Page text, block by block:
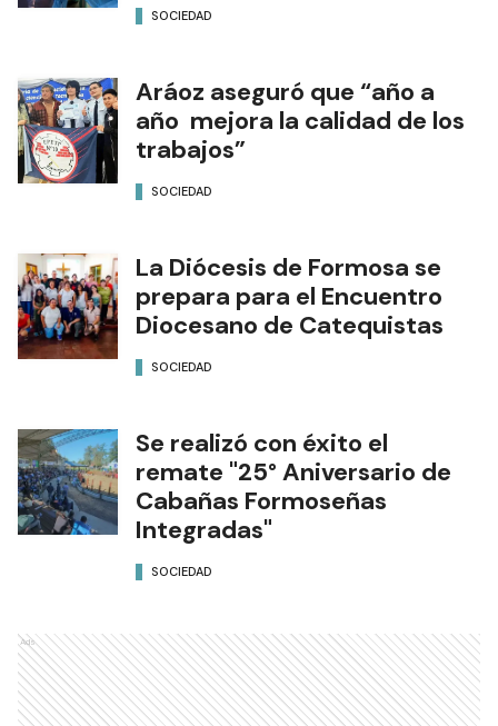
SOCIEDAD
Aráoz aseguró que “año a
año mejora la calidad de los
trabajos”
SOCIEDAD
La Diócesis de Formosa se
prepara para el Encuentro
Diocesano de Catequistas
SOCIEDAD
Se realizó con éxito el
remate "25° Aniversario de
Cabañas Formoseñas
Integradas"
SOCIEDAD
Ads